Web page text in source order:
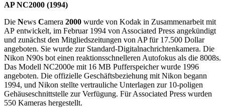
AP NC2000 (1994)
Die News Camera 2000 wurde von Kodak in Zusammenarbeit mit
AP entwickelt, im Februar 1994 von Associated Press angekündigt
und zunächst den Mitgliedszeitungen von AP für 17.500 Dollar
angeboten. Sie wurde zur Standard-Digitalnachrichtenkamera. Die
Nikon N90s bot einen reaktionsschnelleren Autofokus als die 8008s.
Das Modell NC2000e mit 16 MB Pufferspeicher wurde 1996
angeboten. Die offizielle Geschäftsbeziehung mit Nikon begann
1994, und Nikon stellte vertrauliche Unterlagen zur 10-poligen
Gehäuseschnittstelle zur Verfügung. Für Associated Press wurden
550 Kameras hergestellt.